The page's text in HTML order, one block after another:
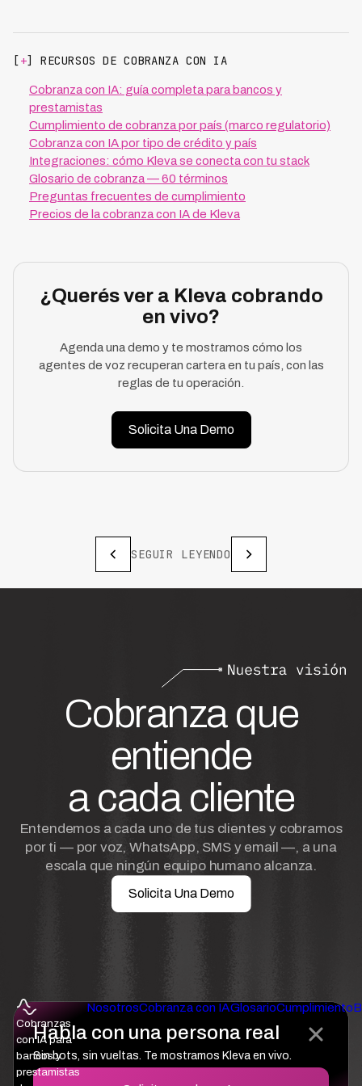
[ +] RECURSOS DE COBRANZA CON IA
Cobranza con IA: guía completa para bancos y
prestamistas
Cumplimiento de cobranza por país (marco regulatorio)
Cobranza con IA por tipo de crédito y país
Integraciones: cómo Kleva se conecta con tu stack
Glosario de cobranza — 60 términos
Preguntas frecuentes de cumplimiento
Precios de la cobranza con IA de Kleva
¿Querés ver a Kleva cobrando
en vivo?
Agenda una demo y te mostramos cómo los
agentes de voz recuperan cartera en tu país, con las
reglas de tu operación.
Solicita Una Demo
SEGUIR LEYENDO
Habla con una persona real
Sin bots, sin vueltas. Te mostramos Kleva en vivo.
Cobranza que
entiende
a cada cliente
Entendemos a cada uno de tus clientes y cobramos
por ti — por voz, WhatsApp, SMS y email —, a una
escala que ningún equipo humano alcanza.
Solicita Una Demo
Cobranzas
con IA para
bancos y
prestamistas
NosotrosCobranza con IAGlosarioCumplimiento